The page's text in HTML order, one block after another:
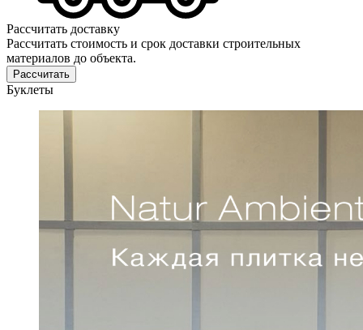
Рассчитать доставку
Рассчитать стоимость и срок доставки строительных
материалов до объекта.
Рассчитать
Буклеты